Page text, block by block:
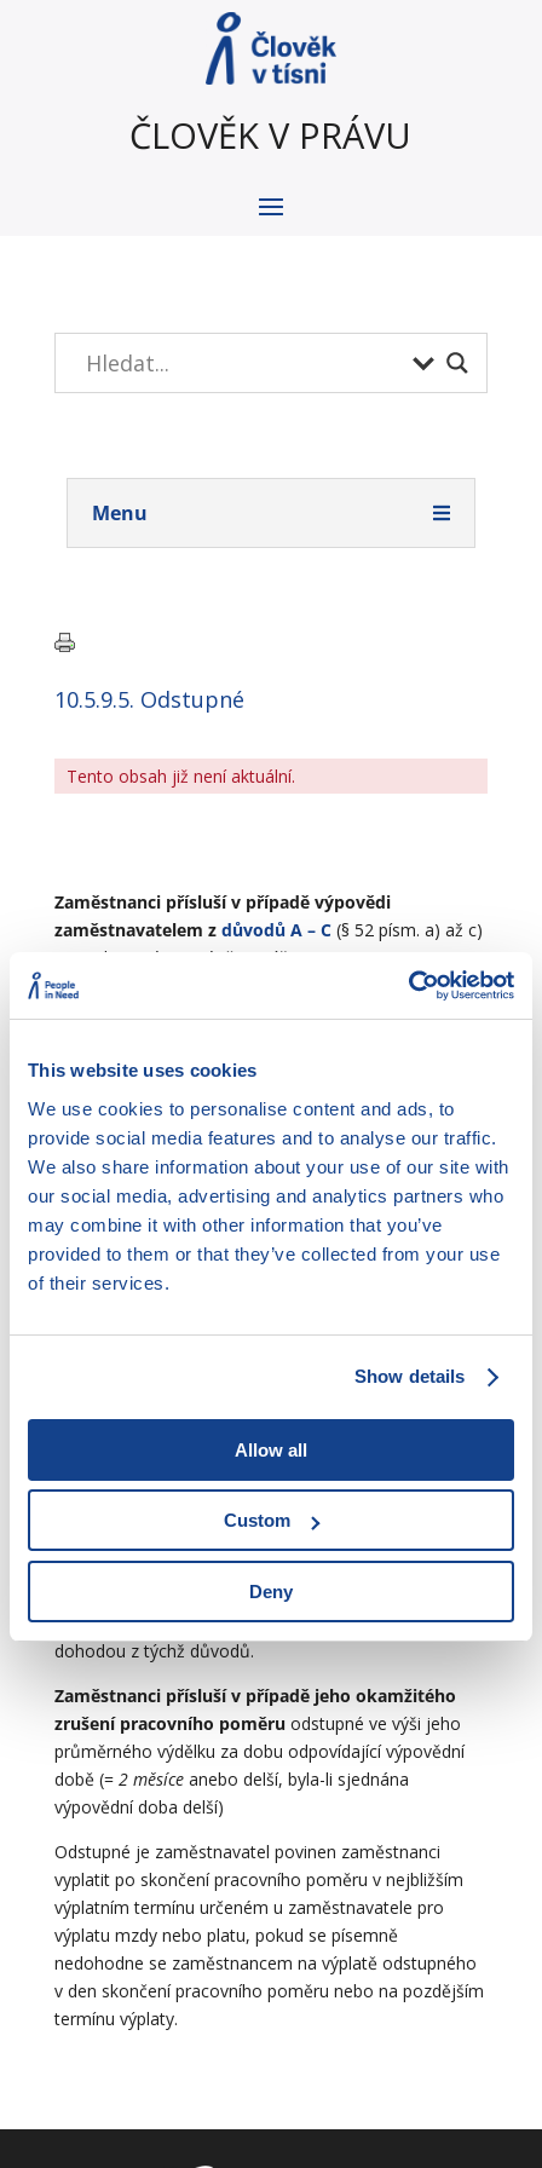
This website uses cookies
We use cookies to personalise content and ads, to
provide social media features and to analyse our traffic.
We also share information about your use of our site with
our social media, advertising and analytics partners who
may combine it with other information that you’ve
provided to them or that they’ve collected from your use
of their services.
Show details
Allow all
Custom
Deny
ČLOVĚK V PRÁVU
Menu
10.5.9.5. Odstupné
Tento obsah již není aktuální.
Zaměstnanci přísluší v případě výpovědi
zaměstnavatelem z důvodů A – C(§ 52 písm. a) až c)
ZP) odstupné nejméně ve výši:
jednonásobku jeho průměrného výdělku, jestliže
1 rok,
dvojnásobku jeho průměrného výdělku, jestliže jeho
pracovní poměr u zaměstnavatele trval alespoň 1 rok a
méně než 2 roky,
trojnásobku jeho průměrného výdělku, jestliže jeho
pracovní poměr u zaměstnavatele trval alespoň 2
roky.Za dobu trvání pracovního poměru se považuje i
doba trvání předchozího pracovního poměru u téhož
Zaměstnanci přísluší v případě výpovědi
odstupné ve výšinejméně dvanáctinásobku průměrného
. Pokud se však zaměstnavatel zcela zprostí
odpovědnosti za pracoví úraz nebo onemocnění
Výše uvedené platí také, pokud pracovní poměr zanikl
dohodou z týchž důvodů.
Zaměstnanci přísluší v případě jeho okamžitého
zrušení pracovního poměruodstupné ve výši jeho
průměrného výdělku za dobu odpovídající výpovědní
době (= 2 měsíceanebo delší, byla-li sjednána
výpovědní doba delší)
Odstupné je zaměstnavatel povinen zaměstnanci
vyplatit po skončení pracovního poměru v nejbližším
výplatním termínu určeném u zaměstnavatele pro
výplatu mzdy nebo platu, pokud se písemně
nedohodne se zaměstnancem na výplatě odstupného
v den skončení pracovního poměru nebo na pozdějším
termínu výplaty.